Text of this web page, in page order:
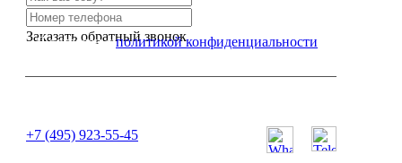
Заказать обратный звонок
Я согласен сполитикой конфиденциальности
+7 (495) 923-55-45